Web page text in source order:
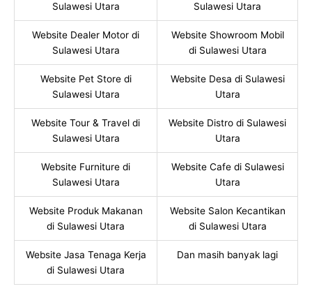
Sulawesi Utara
Sulawesi Utara
Website Dealer Motor di
Sulawesi Utara
Website Showroom Mobil
di Sulawesi Utara
Website Pet Store di
Sulawesi Utara
Website Desa di Sulawesi
Utara
Website Tour & Travel di
Sulawesi Utara
Website Distro di Sulawesi
Utara
Website Furniture di
Sulawesi Utara
Website Cafe di Sulawesi
Utara
Website Produk Makanan
di Sulawesi Utara
Website Salon Kecantikan
di Sulawesi Utara
Website Jasa Tenaga Kerja
di Sulawesi Utara
Dan masih banyak lagi